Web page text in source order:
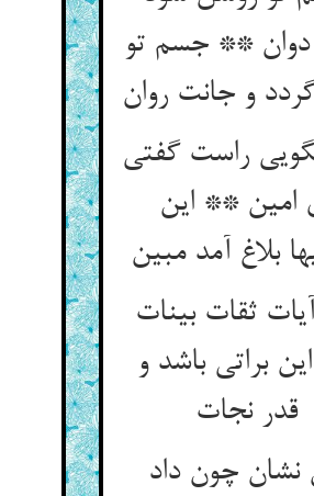
دوان ** جسم تو
و جانت روان‏
راست گفتی
امین ** این
بلاغ آمد مبین‏
ثقات بینات
براتی باشد و
قدر نجات‏
نشان چون داد